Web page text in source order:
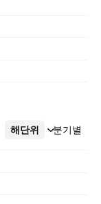
해단위 분기별
더보기